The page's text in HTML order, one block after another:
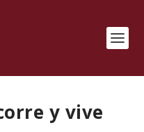
y vive